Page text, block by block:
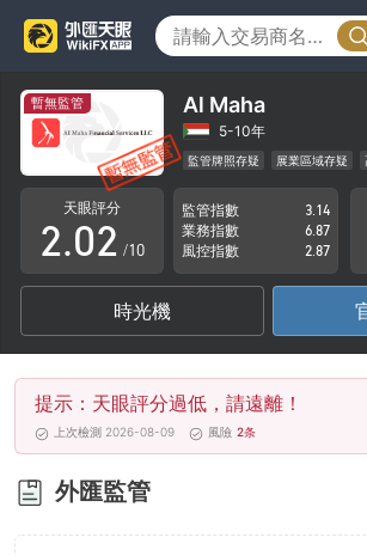
暫無監管 Al Maha
5-10年
監管牌照存疑 展業區域存疑
天眼評分
0
1
2
3
4
5
6
7
8
.0
1
2
3
4
5
6
0
1
2
3
4
5
6
7
8
/10
監管指數
3.14
業務指數
6.87
風控指數
2.87
時光機
提示：天眼評分過低，請遠離！
上次檢測 2026-08-09 風險 2条
外匯監管